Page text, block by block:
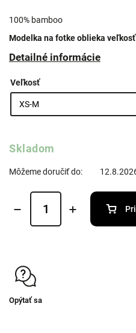
100% bamboo
Modelka na fotke oblieka veľkosť
Detailné informácie
Veľkosť
Skladom
Môžeme doručiť do:
Opýtať sa